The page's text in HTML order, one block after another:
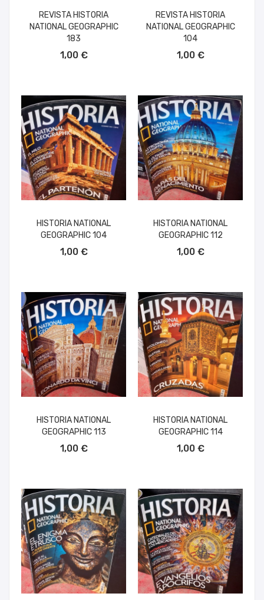
REVISTA HISTORIA
NATIONAL GEOGRAPHIC
183
1,00 €
REVISTA HISTORIA
NATIONAL GEOGRAPHIC
104
1,00 €
HISTORIA NATIONAL
GEOGRAPHIC 104
1,00 €
HISTORIA NATIONAL
GEOGRAPHIC 112
1,00 €
HISTORIA NATIONAL
GEOGRAPHIC 113
1,00 €
HISTORIA NATIONAL
GEOGRAPHIC 114
1,00 €